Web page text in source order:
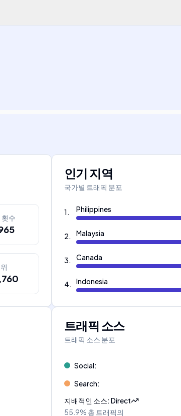
횟수
인기 지역
국가별 트래픽 분포
1. Philippines
2. Malaysia
3. Canada
4. Indonesia
트래픽 소스
트래픽 소스 분포
Social:
Search:
지배적인 소스:Direct
55.9% 총 트래픽의